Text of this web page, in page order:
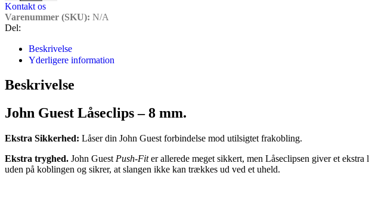
Kontakt os
Varenummer (SKU): N/A
Del:
Beskrivelse
Yderligere information
Beskrivelse
John Guest Låseclips – 8 mm.
Ekstra Sikkerhed: Låser din John Guest forbindelse mod utilsigtet frakobling.
Ekstra tryghed. John Guest Push-Fiter allerede meget sikkert, men Låseclipsen giver et
uden på koblingen og sikrer, at slangen ikke kan trækkes ud ved et uheld.